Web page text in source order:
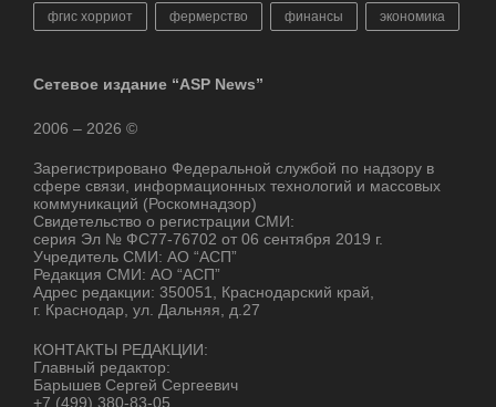
фгис хорриот фермерство финансы экономика
Сетевое издание “ASP News”
2006 – 2026 ©
Зарегистрировано Федеральной службой по надзору в
сфере связи, информационных технологий и массовых
коммуникаций (Роскомнадзор)
Свидетельство о регистрации СМИ:
серия Эл № ФС77-76702 от 06 сентября 2019 г.
Учредитель СМИ: АО “АСП”
Редакция СМИ: АО “АСП”
Адрес редакции: 350051, Краснодарский край,
г. Краснодар, ул. Дальняя, д.27
КОНТАКТЫ РЕДАКЦИИ:
Главный редактор:
Барышев Сергей Сергеевич
+7 (499) 380-83-05